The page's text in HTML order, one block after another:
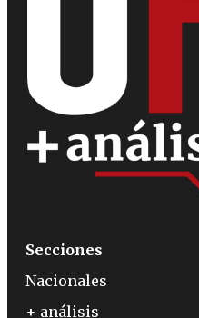
Secciones
Nacionales
+ análisis